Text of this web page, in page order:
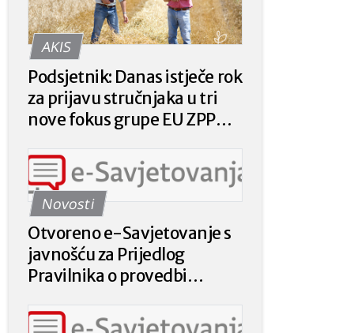
AKIS
Podsjetnik: Danas istječe rok
za prijavu stručnjaka u tri
nove fokus grupe EU ZPP
Novosti
Otvoreno e-Savjetovanje s
javnošću za Prijedlog
Pravilnika o provedbi
plaćanja poljoprivrednicima